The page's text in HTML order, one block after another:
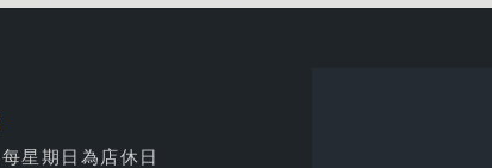
每星期日為店休日